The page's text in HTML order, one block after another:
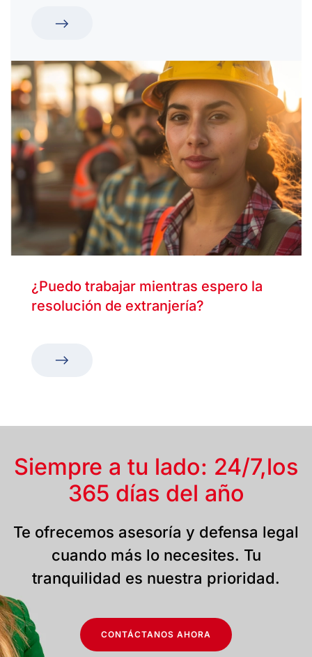
¿Puedo trabajar mientras espero la
resolución de extranjería?
Siempre a tu lado: 24/7,los
365 días del año
Te ofrecemos asesoría y defensa legal
cuando más lo necesites. Tu
tranquilidad es nuestra prioridad.
CONTÁCTANOS AHORA